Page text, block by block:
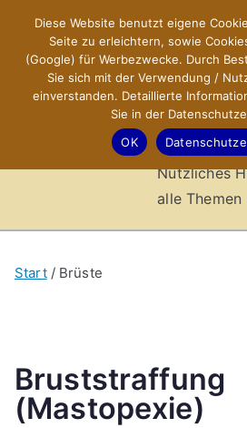
springen
X-
–
Nützliches
alle Themen
Start Brüste
Bruststraffung
(Mastopexie)
Diese Website benutzt eigene
Seite zu erleichtern, sowie
(Google) für Werbezwecke. Durch
Sie sich mit der Verwendung /
einverstanden. Detaillierte
Sie in der
OK